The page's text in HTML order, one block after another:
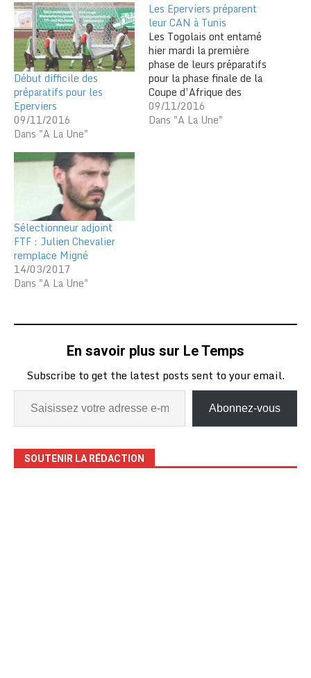
Début difficile des
préparatifs pour les
Eperviers
09/11/2016
Dans "A La Une"
Les Eperviers préparent
leur CAN à Tunis
Les Togolais ont entamé
hier mardi la première
phase de leurs préparatifs
pour la phase finale de la
Coupe d’Afrique des
nations de football avec
des entraînements, des
09/11/2016
Dans "A La Une"
Sélectionneur adjoint
FTF : Julien Chevalier
remplace Migné
14/03/2017
Dans "A La Une"
En savoir plus sur Le Temps
Subscribe to get the latest posts sent to your email.
Abonnez-vous
SOUTENIR LA RÉDACTION